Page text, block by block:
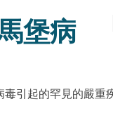
堡病
引起的罕見的嚴重